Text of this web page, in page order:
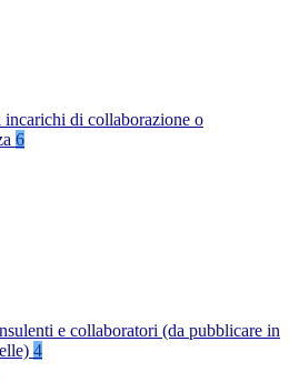
di collaborazione o
6
e collaboratori (da pubblicare in
4